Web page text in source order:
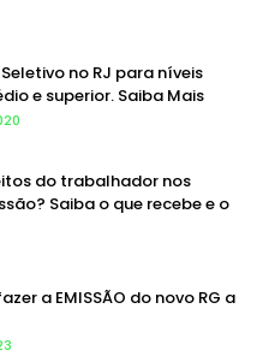
no RJ para níveis
e superior. Saiba Mais
do trabalhador nos
Saiba o que recebe e o
a EMISSÃO do novo RG a